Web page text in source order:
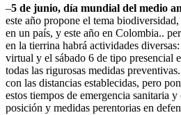
–5 de junio, día mundial del medio
este año propone el tema
en un país, y este año en Colombia..
en la tierrina habrá actividades
virtual y el sábado 6 de tipo presencial
todas las rigurosas medidas
con las distancias establecidas, pero
estos tiempos de emergencia sanitaria
posición y medidas perentorias en